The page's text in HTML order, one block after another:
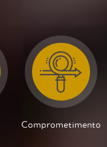
Comprometimento